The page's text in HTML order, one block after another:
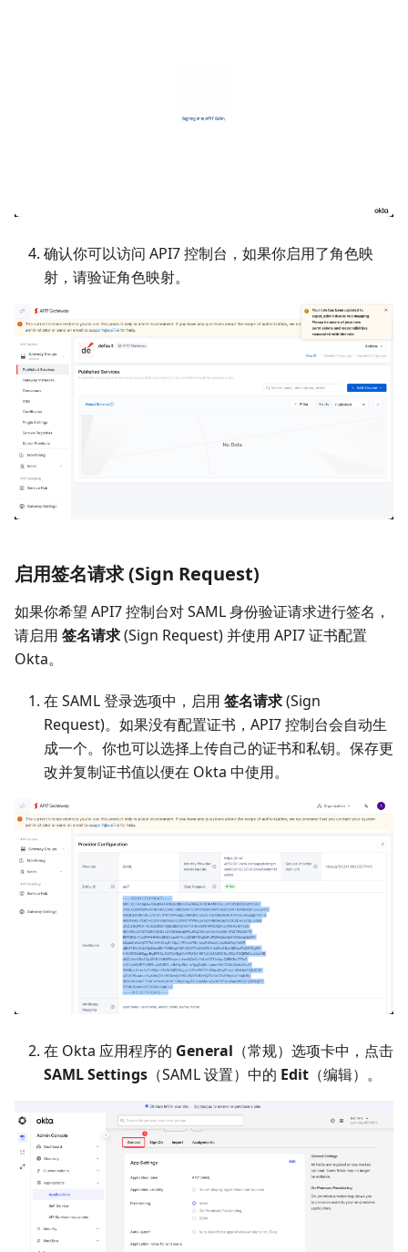
确认你可以访问 API7 控制台，如果你启用了角色映
射，请验证角色映射。
启用签名请求 (Sign Request)
如果你希望 API7 控制台对 SAML 身份验证请求进行签名，
请启用 签名请求(Sign Request) 并使用 API7 证书配置
Okta。
在 SAML 登录选项中，启用 签名请求(Sign
Request)。如果没有配置证书，API7 控制台会自动生
成一个。你也可以选择上传自己的证书和私钥。保存更
改并复制证书值以便在 Okta 中使用。
在 Okta 应用程序的 General （常规）选项卡中，点击
SAML Settings （SAML 设置）中的 Edit （编辑）。